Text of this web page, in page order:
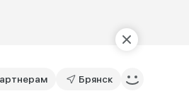
Брянск